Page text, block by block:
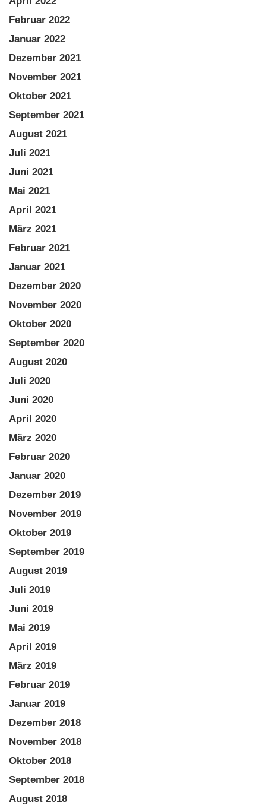
Februar 2022
Januar 2022
Dezember 2021
November 2021
Oktober 2021
September 2021
August 2021
Juli 2021
Juni 2021
Mai 2021
April 2021
März 2021
Februar 2021
Januar 2021
Dezember 2020
November 2020
Oktober 2020
September 2020
August 2020
Juli 2020
Juni 2020
April 2020
März 2020
Februar 2020
Januar 2020
Dezember 2019
November 2019
Oktober 2019
September 2019
August 2019
Juli 2019
Juni 2019
Mai 2019
April 2019
März 2019
Februar 2019
Januar 2019
Dezember 2018
November 2018
Oktober 2018
September 2018
August 2018